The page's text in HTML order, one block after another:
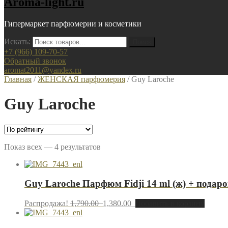
Гипермаркет парфюмерии и косметики
Искать:
+7 (966) 109-70-57
Обратный звонок
aromat2011@yandex.ru
Главная /ЖЕНСКАЯ парфюмерия / Guy Laroche
Guy Laroche
Показ всех — 4 результатов
Guy Laroche Парфюм Fidji 14 ml (ж) +
Распродажа! 1,790.001,380.00